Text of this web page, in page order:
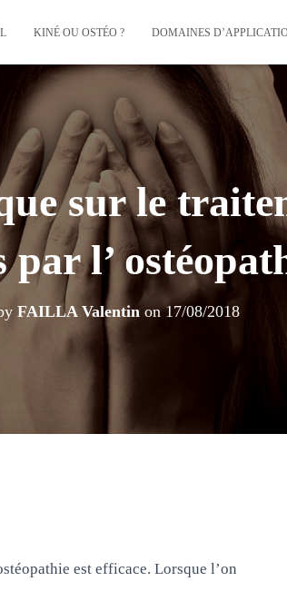
KINÉ OU OSTÉO ? DOMAINES
sur le
l’
FAILLA Valentin on17/08/2018
est efficace. Lorsque l’on